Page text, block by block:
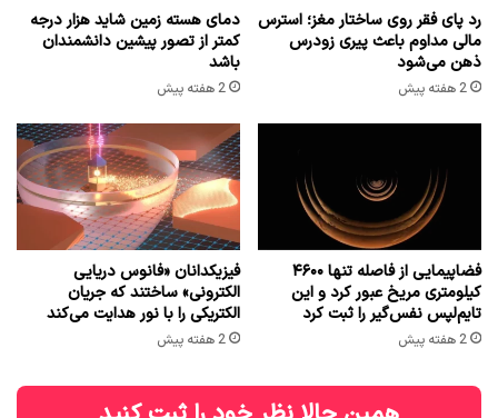
رد پای فقر روی ساختار مغز؛ استرس
مالی مداوم باعث پیری زودرس
ذهن می‌شود
2 هفته پیش
دمای هسته زمین شاید هزار درجه
کمتر از تصور پیشین دانشمندان
باشد
2 هفته پیش
فضاپیمایی از فاصله تنها ۴۶۰۰
کیلومتری مریخ عبور کرد و این
تایم‌لپس نفس‌گیر را ثبت کرد
2 هفته پیش
فیزیکدانان «فانوس دریایی
الکترونی» ساختند که جریان
الکتریکی را با نور هدایت می‌کند
2 هفته پیش